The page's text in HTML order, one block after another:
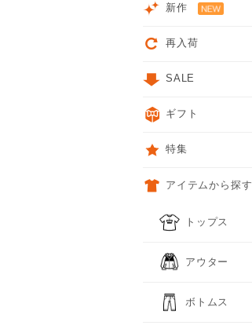
新作
再入荷
SALE
ギフト
特集
アイテムから探す
トップス
アウター
ボトムス